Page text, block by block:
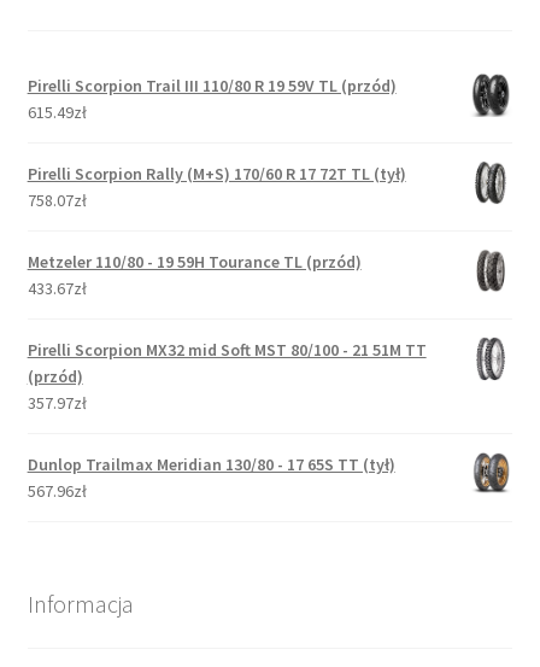
Pirelli Scorpion Trail III 110/80 R 19 59V TL (przód)
615.49zł
Pirelli Scorpion Rally (M+S) 170/60 R 17 72T TL (tył)
758.07zł
Metzeler 110/80 - 19 59H Tourance TL (przód)
433.67zł
Pirelli Scorpion MX32 mid Soft MST 80/100 - 21 51M TT
(przód)
357.97zł
Dunlop Trailmax Meridian 130/80 - 17 65S TT (tył)
567.96zł
Informacja